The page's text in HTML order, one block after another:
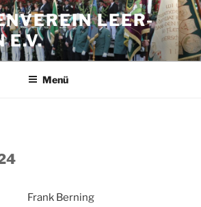
LEER-
E.V.
Menü
Frank Berning